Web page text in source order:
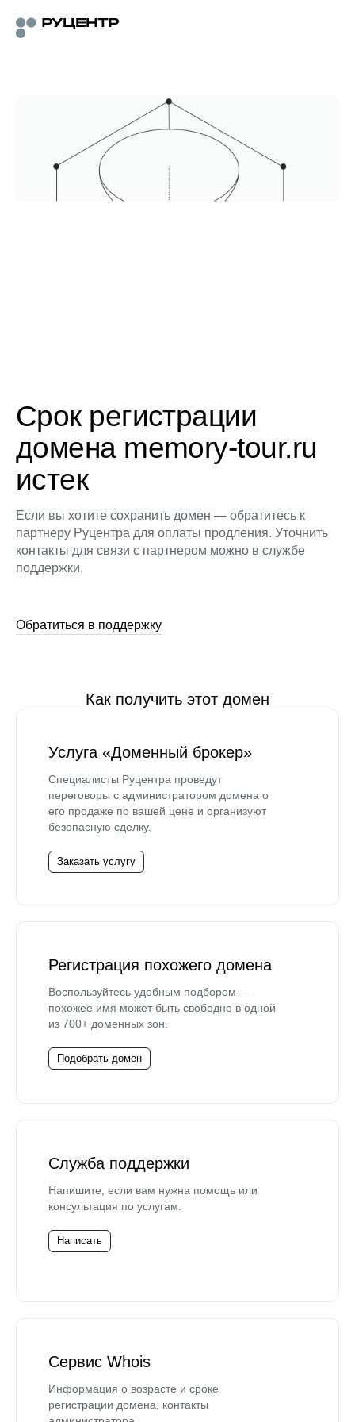
Срок регистрации
домена memory-tour.ru
истек
Если вы хотите сохранить домен — обратитесь к
партнеру Руцентра для оплаты продления. Уточнить
контакты для связи с партнером можно в службе
поддержки.
Обратиться в поддержку
Как получить этот домен
Услуга «Доменный брокер»
Специалисты Руцентра проведут
переговоры с администратором домена о
его продаже по вашей цене и организуют
безопасную сделку.
Заказать услугу
Регистрация похожего домена
Воспользуйтесь удобным подбором —
похожее имя может быть свободно в одной
из 700+ доменных зон.
Подобрать домен
Служба поддержки
Напишите, если вам нужна помощь или
консультация по услугам.
Написать
Сервис Whois
Информация о возрасте и сроке
регистрации домена, контакты